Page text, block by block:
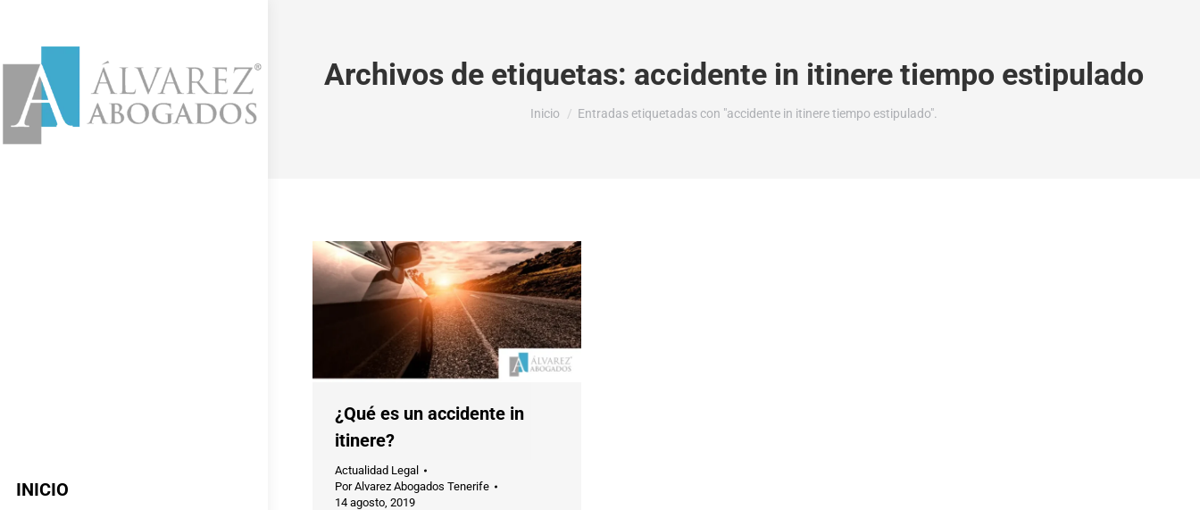
INICIO
Archivos de etiquetas: accidente in itinere tiempo estipulado
Estás aquí:
Inicio Entradas etiquetadas con "accidente in itinere tiempo estipulado".
¿Qué es un accidente in
itinere?
Actualidad Legal
PorAlvarez Abogados Tenerife
14 agosto, 2019